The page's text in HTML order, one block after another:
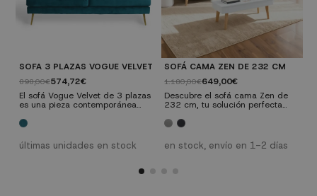
SOFA 3 PLAZAS VOGUE VELVET
898,00€574,72€
El sofá Vogue Velvet de 3 plazas
es una pieza contemporánea
comodidad en su máxima
de madera de Eucalipto
contrachapado y tapizado en
últimas unidades en stock
SOFÁ CAMA ZEN DE 232 CM
1.180,00€649,00€
Descubre el sofá cama Zen de
232 cm, tu solución perfecta
acogedor. Este sofá no solo
también añade un toque de
elegancia a tu sala de estar.
en stock, envío en 1-2 días